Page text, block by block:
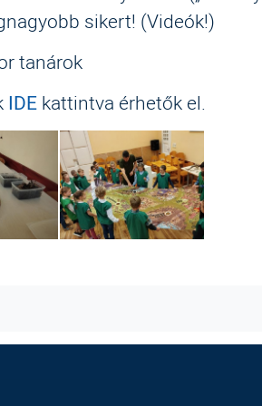
sikert! (Videók!)
tanárok
IDE kattintva érhetők el.